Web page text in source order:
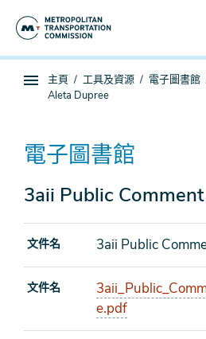
子
導
航
你
在
主頁 工具及資源 電子圖書館
Aleta Dupree
電子圖書館
3aii Public
文件名 3aii Public
文件名
e.pdf